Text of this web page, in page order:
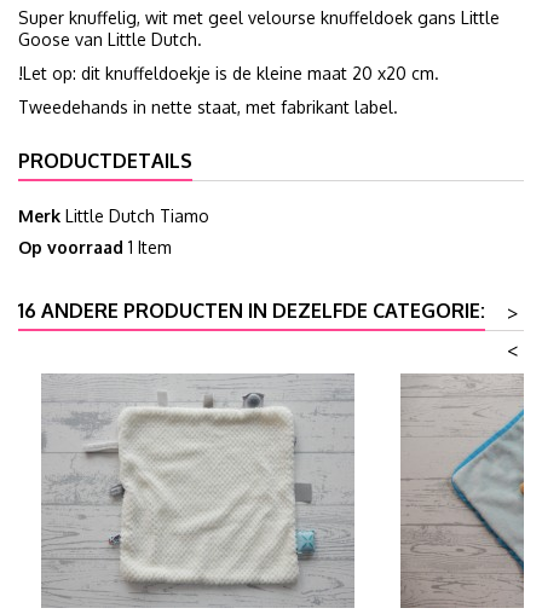
Super knuffelig, wit met geel velourse knuffeldoek gans Little
Goose van Little Dutch.
!Let op: dit knuffeldoekje is de kleine maat 20 x20 cm.
Tweedehands in nette staat, met fabrikant label.
PRODUCTDETAILS
Merk Little Dutch Tiamo
Op voorraad 1 Item
16 ANDERE PRODUCTEN IN DEZELFDE CATEGORIE:
>
<